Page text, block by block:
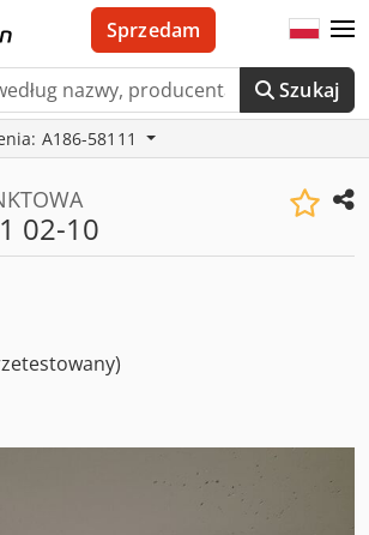
Szukaj
Sprzedam
A186-58111
02-10